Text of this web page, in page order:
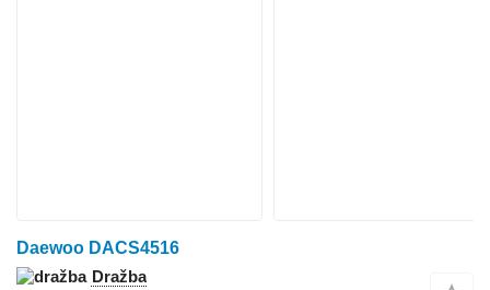
Daewoo DACS4516
Dražba